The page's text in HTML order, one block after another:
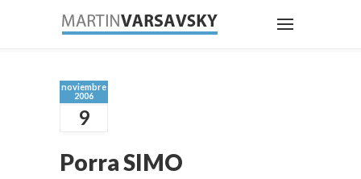
noviembre
2006
9
Porra SIMO